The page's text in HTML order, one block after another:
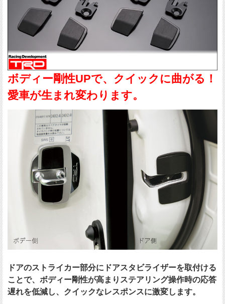
ボディー剛性UPで、クイックに曲がる！
愛車が生まれ変わります。
ドアのストライカー部分にドアスタビライザーを取付ける
ことで、ボディー剛性が高まりステアリング操作時の応答
遅れを低減し、クイックなレスポンスに激変します。